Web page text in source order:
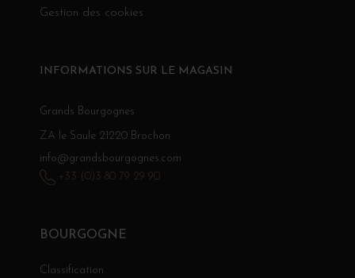
Gestion des cookies
BOURGOGNE
Classification
INFORMATIONS SUR LE MAGASIN
Grands Bourgognes
ZA le Saule 21220 Brochon
info@grandsbourgognes.com
+33 (0)3 80 79 29 90